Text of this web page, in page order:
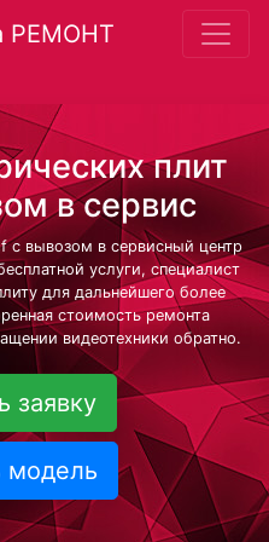
РЕМОНТ
плит
в сервис
с вывозом в сервисный центр
услуги, специалист
для дальнейшего более
стоимость ремонта
видеотехники обратно.
заявку
модель